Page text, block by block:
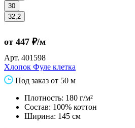
30
32,2
от 447 ₽/м
Арт. 401598
Хлопок Фуле клетка
Под заказ от 50 м
Плотность: 180 г/м²
Состав: 100% коттон
Ширина: 145 см